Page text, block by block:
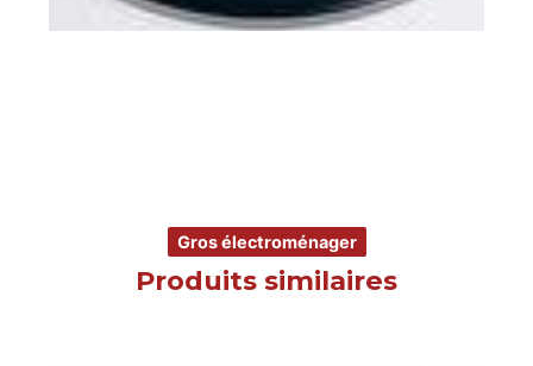
Gros électroménager
Produits similaires